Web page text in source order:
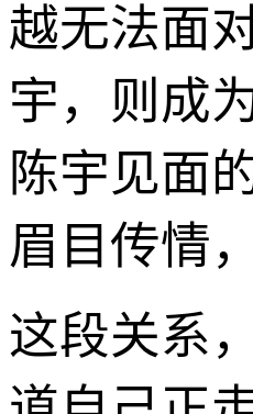
越无法面
宇，则成
陈宇见面
眉目传情
这段关系